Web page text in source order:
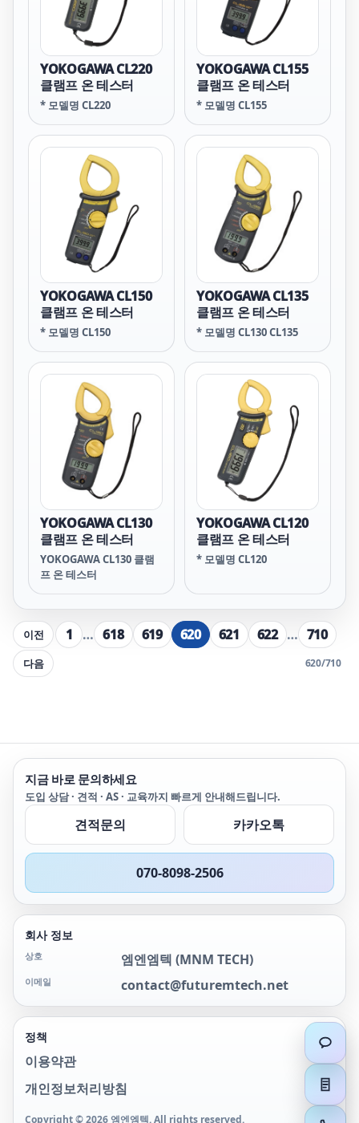
YOKOGAWA CL220
클램프 온 테스터
* 모델명 CL220
YOKOGAWA CL155
클램프 온 테스터
* 모델명 CL155
YOKOGAWA CL150
클램프 온 테스터
* 모델명 CL150
YOKOGAWA CL135
클램프 온 테스터
* 모델명 CL130 CL135
YOKOGAWA CL130
클램프 온 테스터
YOKOGAWA CL130 클램
프 온 테스터
YOKOGAWA CL120
클램프 온 테스터
* 모델명 CL120
이전 1 … 618 619 620 621 622 … 710
다음 620/710
지금 바로 문의하세요
도입 상담 · 견적 · AS · 교육까지 빠르게 안내해드립니다.
견적문의 카카오톡
070-8098-2506
회사 정보
상호 엠엔엠텍 (MNM TECH)
이메일 contact@futuremtech.net
정책
이용약관
개인정보처리방침
Copyright ©2026 엠엔엠텍. All rights reserved.